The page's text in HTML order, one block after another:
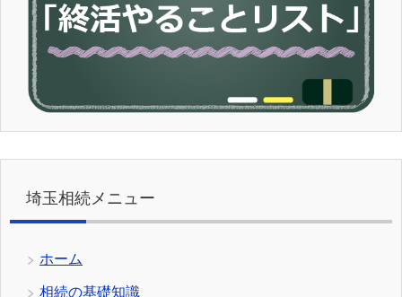
埼玉相続メニュー
ホーム
相続の基礎知識